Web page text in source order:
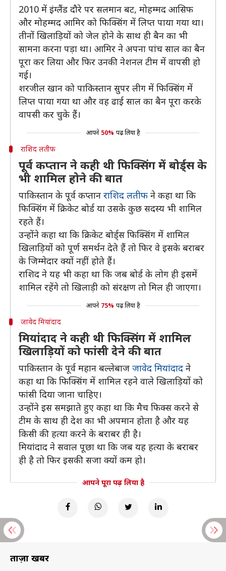
2010 में इंग्लैंड दौरे पर सलमान बट, मोहम्मद आसिफ
और मोहम्मद आमिर को फिक्सिंग में लिप्त पाया गया था।
तीनों खिलाड़ियों को जेल होने के साथ ही बैन का भी
सामना करना पड़ा था। आमिर ने अपना पांच साल का बैन
पूरा कर लिया और फिर उनकी नेशनल टीम में वापसी हो
गई।
शरजील खान को पाकिस्तान सुपर लीग में फिक्सिंग में
लिप्त पाया गया था और वह ढाई साल का बैन पूरा करके
वापसी कर चुके हैं।
आपने 50% पढ़ लिया है
राशिद लतीफ
पूर्व कप्तान ने कही थी फिक्सिंग में बोर्ड्स के
भी शामिल होने की बात
पाकिस्तान के पूर्व कप्तान राशिद लतीफ ने कहा था कि
फिक्सिंग में क्रिकेट बोर्ड या उसके कुछ सदस्य भी शामिल
रहते हैं।
उन्होंने कहा था कि क्रिकेट बोर्ड्स फिक्सिंग में शामिल
खिलाड़ियों को पूर्ण समर्थन देते हैं तो फिर वे इसके बराबर
के जिम्मेदार क्यों नहीं होते हैं।
राशिद ने यह भी कहा था कि जब बोर्ड के लोग ही इसमें
शामिल रहेंगे तो खिलाड़ी को संरक्षण तो मिल ही जाएगा।
आपने 75% पढ़ लिया है
जावेद मियांदाद
मियांदाद ने कही थी फिक्सिंग में शामिल
खिलाड़ियों को फांसी देने की बात
पाकिस्तान के पूर्व महान बल्लेबाज जावेद मियांदाद ने
कहा था कि फिक्सिंग में शामिल रहने वाले खिलाड़ियों को
फांसी दिया जाना चाहिए।
उन्होंने इस समझाते हुए कहा था कि मैच फिक्स करने से
टीम के साथ ही देश का भी अपमान होता है और यह
किसी की हत्या करने के बराबर ही है।
मियांदाद ने सवाल पूछा था कि जब यह हत्या के बराबर
ही है तो फिर इसकी सजा क्यों कम हो।
आपने पूरा पढ़ लिया है
ताज़ा खबरें